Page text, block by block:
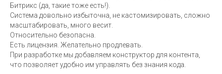
Битрикс (да, такие тоже есть!).
Система довольно избыточна, не кастомизировать, сложно
масштабировать, много весит.
Относительно безопасна.
Есть лицензия. Желательно продлевать.
При разработке мы добавляем конструктор для контента,
что позволяет удобно им управлять без знания кода.